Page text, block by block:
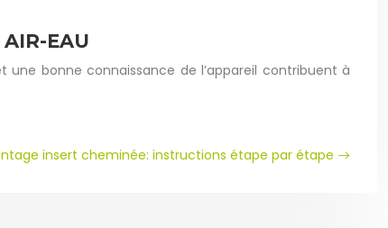
AIR-EAU
bonne connaissance de l’appareil contribuent à
insert cheminée: instructions étape par étape